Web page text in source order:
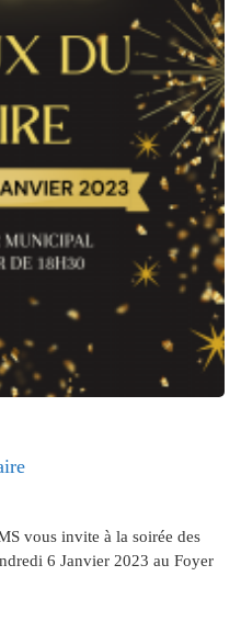
vous invite à la soirée des
6 Janvier 2023 au Foyer